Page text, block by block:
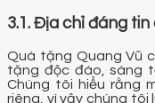
3.1. Địa chỉ đáng tin
Quà tặng Quang Vũ
tặng độc đáo, sáng
Chúng tôi hiểu rằng
riêng, vì vậy chúng tôi